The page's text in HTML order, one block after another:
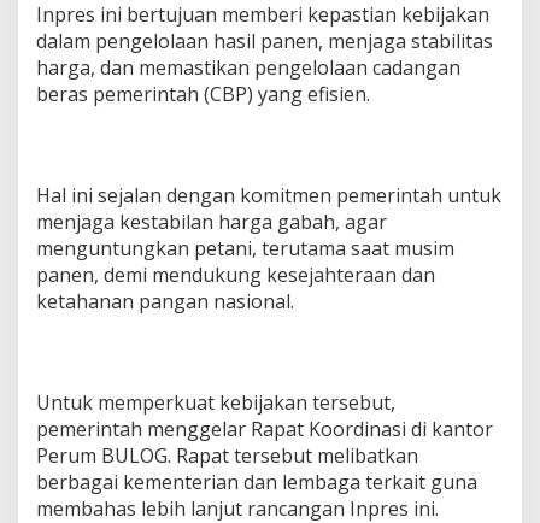
Inpres ini bertujuan memberi kepastian kebijakan
dalam pengelolaan hasil panen, menjaga stabilitas
harga, dan memastikan pengelolaan cadangan
beras pemerintah (CBP) yang efisien.
Hal ini sejalan dengan komitmen pemerintah untuk
menjaga kestabilan harga gabah, agar
menguntungkan petani, terutama saat musim
panen, demi mendukung kesejahteraan dan
ketahanan pangan nasional.
Untuk memperkuat kebijakan tersebut,
pemerintah menggelar Rapat Koordinasi di kantor
Perum BULOG. Rapat tersebut melibatkan
berbagai kementerian dan lembaga terkait guna
membahas lebih lanjut rancangan Inpres ini.